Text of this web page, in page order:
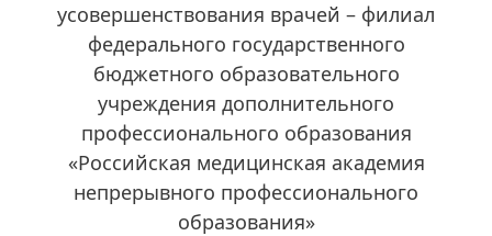
усовершенствования врачей – филиал
федерального государственного
бюджетного образовательного
учреждения дополнительного
профессионального образования
«Российская медицинская академия
непрерывного профессионального
образования»